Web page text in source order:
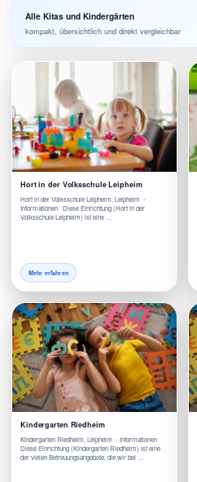
Alle Kitas und Kindergärten
kompakt, übersichtlich und direkt vergleichbar
Hort in der Volksschule Leipheim
Hort in der Volksschule Leipheim, Leipheim -
Informationen Diese Einrichtung (Hort in der
Volksschule Leipheim) ist eine …
Mehr erfahren
Kindergarten Riedheim
Kindergarten Riedheim, Leipheim - Informationen
Diese Einrichtung (Kindergarten Riedheim) ist eine
der vielen Betreuungsangebote, die wir bei …